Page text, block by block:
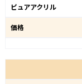
ピュアアクリル
価格